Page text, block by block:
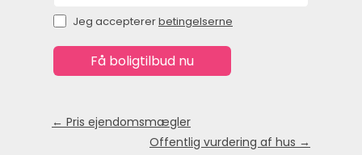
Jeg acceptererbetingelserne
← Pris ejendomsmægler
Offentlig vurdering af hus →